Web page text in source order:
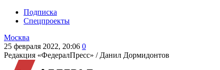
Подписка
Спецпроекты
Москва
25 февраля 2022, 20:06 0
Редакция «ФедералПресс» / Данил Дормидонтов